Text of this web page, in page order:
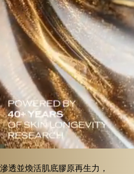
滲透並煥活肌底膠原再生力，